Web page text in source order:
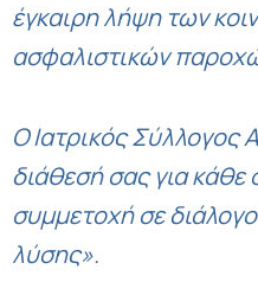
έγκαιρη λήψη των
ασφαλιστικών
Ο Ιατρικός Σύλλογος
διάθεσή σας για κάθε
συμμετοχή σε
λύσης».